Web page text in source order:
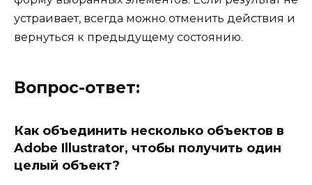
устраивает, всегда можно отменить действия и
вернуться к предыдущему состоянию.
Вопрос-ответ:
Как объединить несколько объектов в
Adobe Illustrator, чтобы получить один
целый объект?